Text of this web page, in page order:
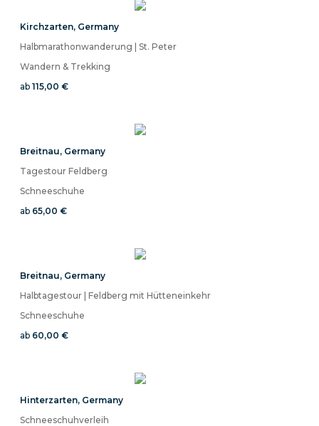
Kirchzarten, Germany
Halbmarathonwanderung | St. Peter
Wandern & Trekking
ab 115,00 €
Breitnau, Germany
Tagestour Feldberg
Schneeschuhe
ab 65,00 €
Breitnau, Germany
Halbtagestour | Feldberg mit Hütteneinkehr
Schneeschuhe
ab 60,00 €
Hinterzarten, Germany
Schneeschuhverleih